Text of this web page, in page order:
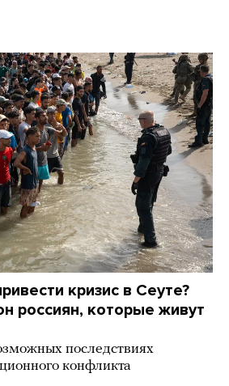
кризис в Сеуте?
россиян, которые живут
последствиях
конфликта